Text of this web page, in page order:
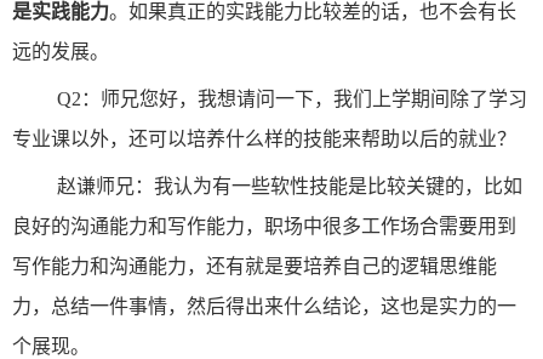
是实践能力。如果真正的实践能力比较差的话，也不会有长
远的发展。
Q2：师兄您好，我想请问一下，我们上学期间除了学习
专业课以外，还可以培养什么样的技能来帮助以后的就业？
赵谦师兄：我认为有一些软性技能是比较关键的，比如
良好的沟通能力和写作能力，职场中很多工作场合需要用到
写作能力和沟通能力，还有就是要培养自己的逻辑思维能
力，总结一件事情，然后得出来什么结论，这也是实力的一
个展现。